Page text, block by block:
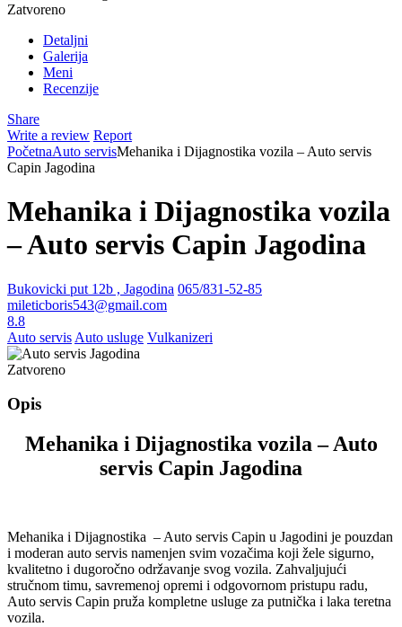
Zatvoreno
Detaljni
Galerija
Meni
Recenzije
Share
Write a review Report
PočetnaAuto servisMehanika i Dijagnostika vozila – Auto servis
Capin Jagodina
Mehanika i Dijagnostika vozila
– Auto servis Capin Jagodina
Bukovicki put 12b , Jagodina 065/831-52-85
mileticboris543@gmail.com
8.8
Auto servis Auto usluge Vulkanizeri
Zatvoreno
Opis
Mehanika i Dijagnostika vozila – Auto
servis Capin Jagodina
Mehanika i Dijagnostika – Auto servis Capin u Jagodini je pouzdan
i moderan auto servis namenjen svim vozačima koji žele sigurno,
kvalitetno i dugoročno održavanje svog vozila. Zahvaljujući
stručnom timu, savremenoj opremi i odgovornom pristupu radu,
Auto servis Capin pruža kompletne usluge za putnička i laka teretna
vozila.